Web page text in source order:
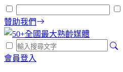
贊助我們
會員登入